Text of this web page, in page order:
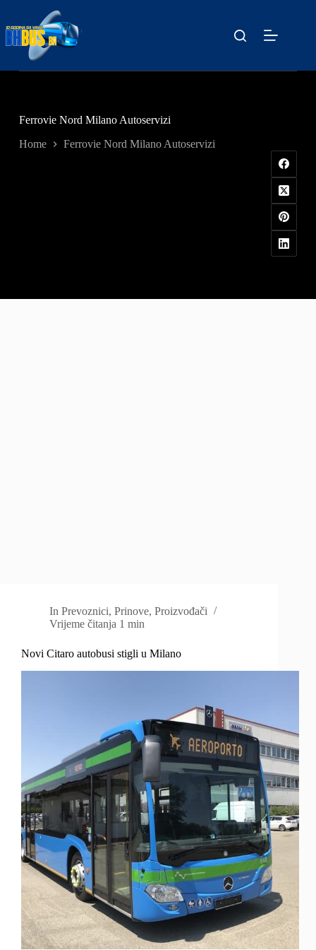
content
Ferrovie Nord Milano Autoservizi
Home Ferrovie Nord Milano Autoservizi
In Prevoznici,Prinove,Proizvođači
Vrijeme čitanja 1 min
Novi Citaro autobusi stigli u Milano